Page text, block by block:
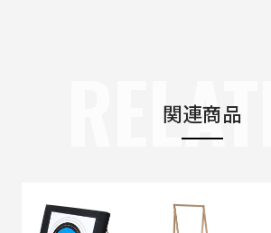
関連商品